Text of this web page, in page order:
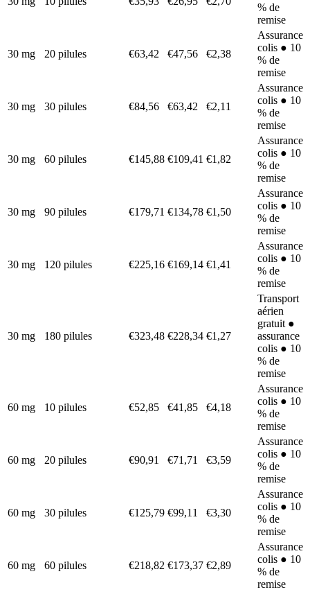
% de
remise
30 mg 20 pilules €63,42 €47,56 €2,38
Assurance
colis ● 10
% de
remise
30 mg 30 pilules €84,56 €63,42 €2,11
Assurance
colis ● 10
% de
remise
30 mg 60 pilules €145,88 €109,41 €1,82
Assurance
colis ● 10
% de
remise
30 mg 90 pilules €179,71 €134,78 €1,50
Assurance
colis ● 10
% de
remise
30 mg 120 pilules €225,16 €169,14 €1,41
Assurance
colis ● 10
% de
remise
30 mg 180 pilules €323,48 €228,34 €1,27
Transport
aérien
gratuit ●
assurance
colis ● 10
% de
remise
60 mg 10 pilules €52,85 €41,85 €4,18
Assurance
colis ● 10
% de
remise
60 mg 20 pilules €90,91 €71,71 €3,59
Assurance
colis ● 10
% de
remise
60 mg 30 pilules €125,79 €99,11 €3,30
Assurance
colis ● 10
% de
remise
60 mg 60 pilules €218,82 €173,37 €2,89
Assurance
colis ● 10
% de
remise